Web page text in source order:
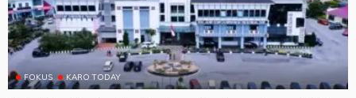
FOKUS KARO TODAY